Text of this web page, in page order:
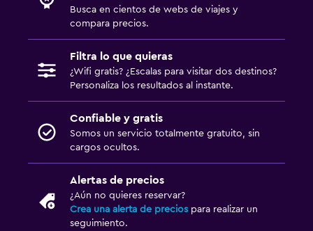
Busca en cientos de webs de viajes y
compara precios.
Filtra lo que quieras
¿Wifi gratis? ¿Escalas para visitar dos destinos?
Personaliza los resultados al instante.
Confiable y gratis
Somos un servicio totalmente gratuito, sin
cargos ocultos.
Alertas de precios
¿Aún no quieres reservar?
Crea una alerta de precios para realizar un
seguimiento.